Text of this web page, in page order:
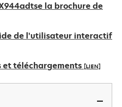
la brochure de
de l'utilisateur interactif
et téléchargements [LIEN]